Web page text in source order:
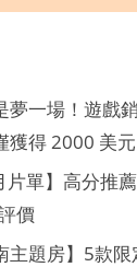
夢一場！遊戲
獲得 2000 美元
片單】高分推
價
主題房】5款